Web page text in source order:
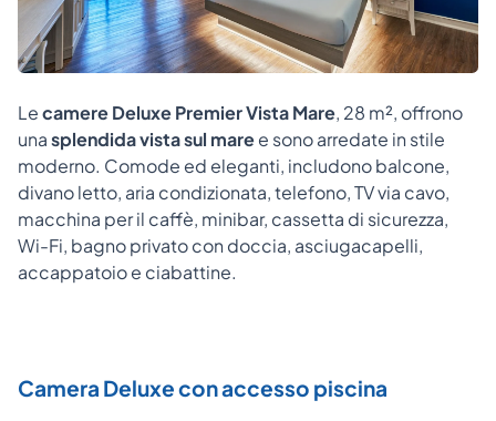
Lecamere Deluxe Premier Vista Mare, 28 m², offrono
unasplendida vista sul maree sono arredate in stile
moderno. Comode ed eleganti, includono balcone,
divano letto, aria condizionata, telefono, TV via cavo,
macchina per il caffè, minibar, cassetta di sicurezza,
Wi-Fi, bagno privato con doccia, asciugacapelli,
accappatoio e ciabattine.
Camera Deluxe con accesso piscina